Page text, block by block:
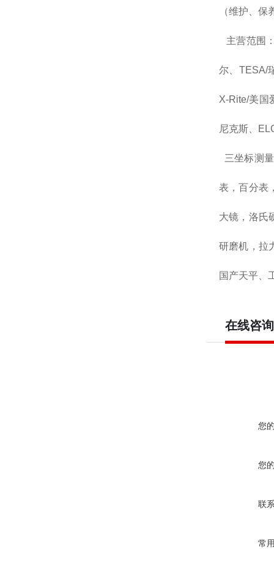
（维护、
主营范围
尔、TESA/
X-Rite/美国
尼克斯、
三坐标测
表，百分表
大镜，洛氏
研磨机，拉
国产天平、
在线咨询
您
您
联
常